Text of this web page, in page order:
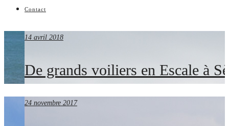
Contact
14 avril 2018
De grands voiliers en Escale à
24 novembre 2017